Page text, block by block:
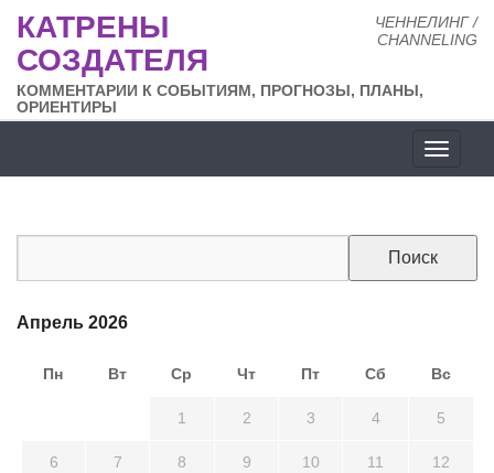
ЧЕННЕЛИНГ /
CHANNELING
КАТРЕНЫ
СОЗДАТЕЛЯ
КОММЕНТАРИИ К СОБЫТИЯМ, ПРОГНОЗЫ, ПЛАНЫ,
ОРИЕНТИРЫ
сайта
Апрель 2026
Пн Вт Ср Чт Пт Сб Вс
1 2 3 4 5
6 7 8 9 10 11 12